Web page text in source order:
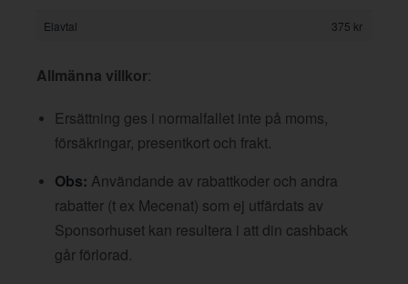
Elavtal 375 kr
Allmänna villkor:
Ersättning ges i normalfallet inte på moms,
försäkringar, presentkort och frakt.
Obs: Användande av rabattkoder och andra
rabatter (t ex Mecenat) som ej utfärdats av
Sponsorhuset kan resultera i att din cashback
går förlorad.